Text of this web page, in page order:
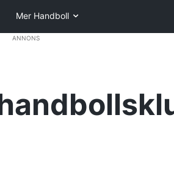
Mer Handboll
ANNONS